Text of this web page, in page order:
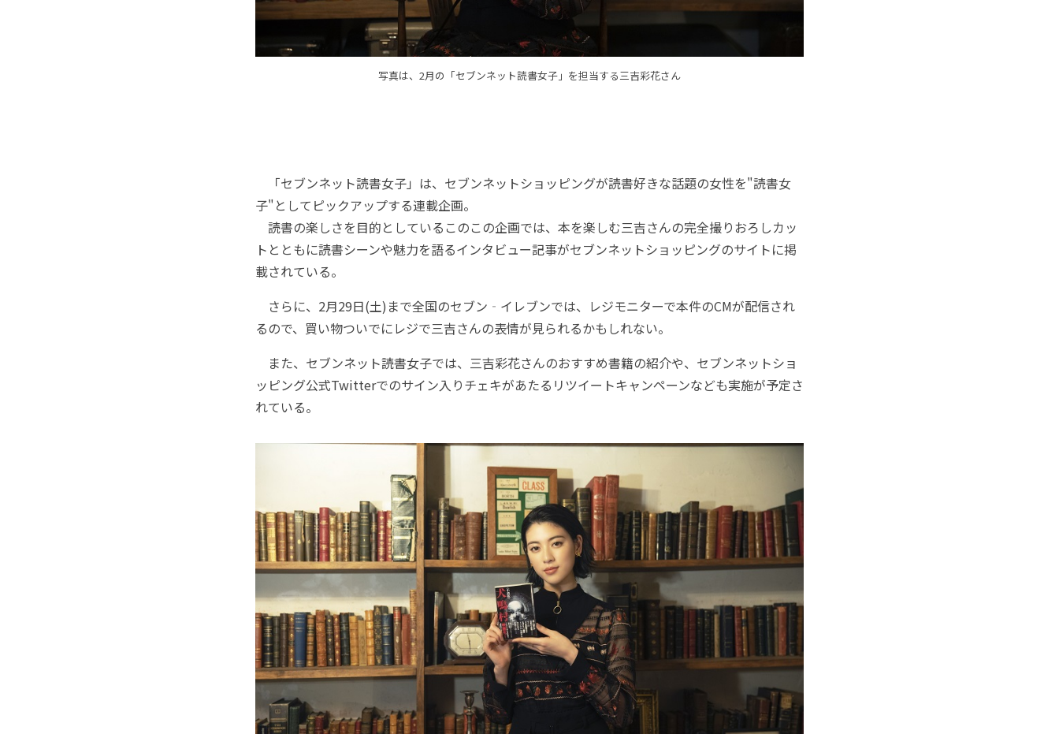
写真は、2月の「セブンネット読書女子」を担当する三吉彩花さん
「セブンネット読書女子」は、セブンネットショッピングが読書好きな話題の女性を"読書女
子"としてピックアップする連載企画。
読書の楽しさを目的としているこのこの企画では、本を楽しむ三吉さんの完全撮りおろしカッ
トとともに読書シーンや魅⼒を語るインタビュー記事がセブンネットショッピングのサイトに掲
載されている。
さらに、2⽉29⽇(土)まで全国のセブン‐イレブンでは、レジモニターで本件のCMが配信され
るので、買い物ついでにレジで三吉さんの表情が見られるかもしれない。
また、セブンネット読書⼥⼦では、三吉彩花さんのおすすめ書籍の紹介や、セブンネットショ
ッピング公式Twitterでのサイン⼊りチェキがあたるリツイートキャンペーンなども実施が予定さ
れている。